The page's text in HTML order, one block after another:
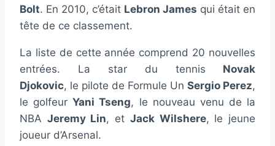
Bolt. En 2010, c’était Lebron James qui était en
tête de ce classement.
La liste de cette année comprend 20 nouvelles
entrées. La star du tennis Novak
Djokovic, le pilote de Formule Un Sergio Perez,
le golfeurYani Tseng, le nouveau venu de la
NBA Jeremy Lin, et Jack Wilshere, le jeune
joueur d’Arsenal.